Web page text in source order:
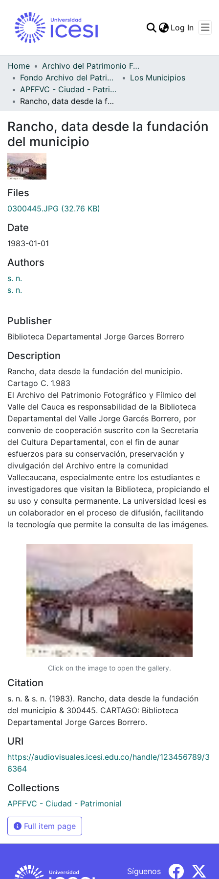
Statistics
Log In
Home
Archivo del Patrimonio Fotográfico y Fílmico del Valle del Cauca
Fondo Archivo del Patrimonio Fotográfico y Fílmico del Valle del Cauca
Los Municipios
APFFVC - Ciudad - Patrimonial
Rancho, data desde la fundación del municipio
Rancho, data desde la fundación
del municipio
Files
0300445.JPG (32.76 KB)
Date
1983-01-01
Authors
s. n.
s. n.
Publisher
Biblioteca Departamental Jorge Garces Borrero
Description
Rancho, data desde la fundación del municipio.
Cartago C. 1.983
El Archivo del Patrimonio Fotográfico y Fílmico del
Valle del Cauca es responsabilidad de la Biblioteca
Departamental del Valle Jorge Garcés Borrero, por
convenio de cooperación suscrito con la Secretaria
del Cultura Departamental, con el fin de aunar
esfuerzos para su conservación, preservación y
divulgación del Archivo entre la comunidad
Vallecaucana, especialmente entre los estudiantes e
investigadores que visitan la Biblioteca, propiciando el
su uso y consulta permanente. La universidad Icesi es
un colaborador en el proceso de difusión, facilitando
la tecnología que permite la consulta de las imágenes.
Click on the image to open the gallery.
Citation
s. n. & s. n. (1983). Rancho, data desde la fundación
del municipio & 300445. CARTAGO: Biblioteca
Departamental Jorge Garces Borrero.
URI
https://audiovisuales.icesi.edu.co/handle/123456789/3
6364
Collections
APFFVC - Ciudad - Patrimonial
Full item page
Síguenos